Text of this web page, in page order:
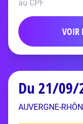
au CPF
VOIR
Du 21/
AUVERGNE-